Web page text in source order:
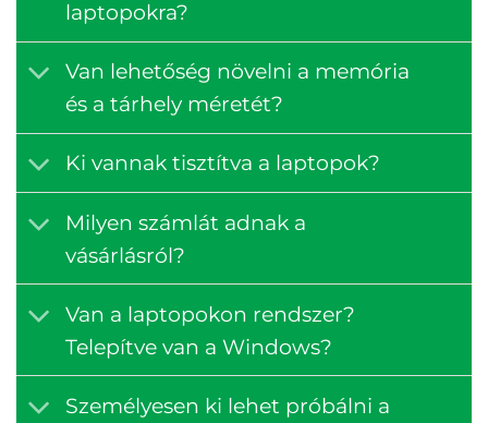
laptopokra?
Van lehetőség növelni a memória
és a tárhely méretét?
Ki vannak tisztítva a laptopok?
Milyen számlát adnak a
vásárlásról?
Van a laptopokon rendszer?
Telepítve van a Windows?
Személyesen ki lehet próbálni a